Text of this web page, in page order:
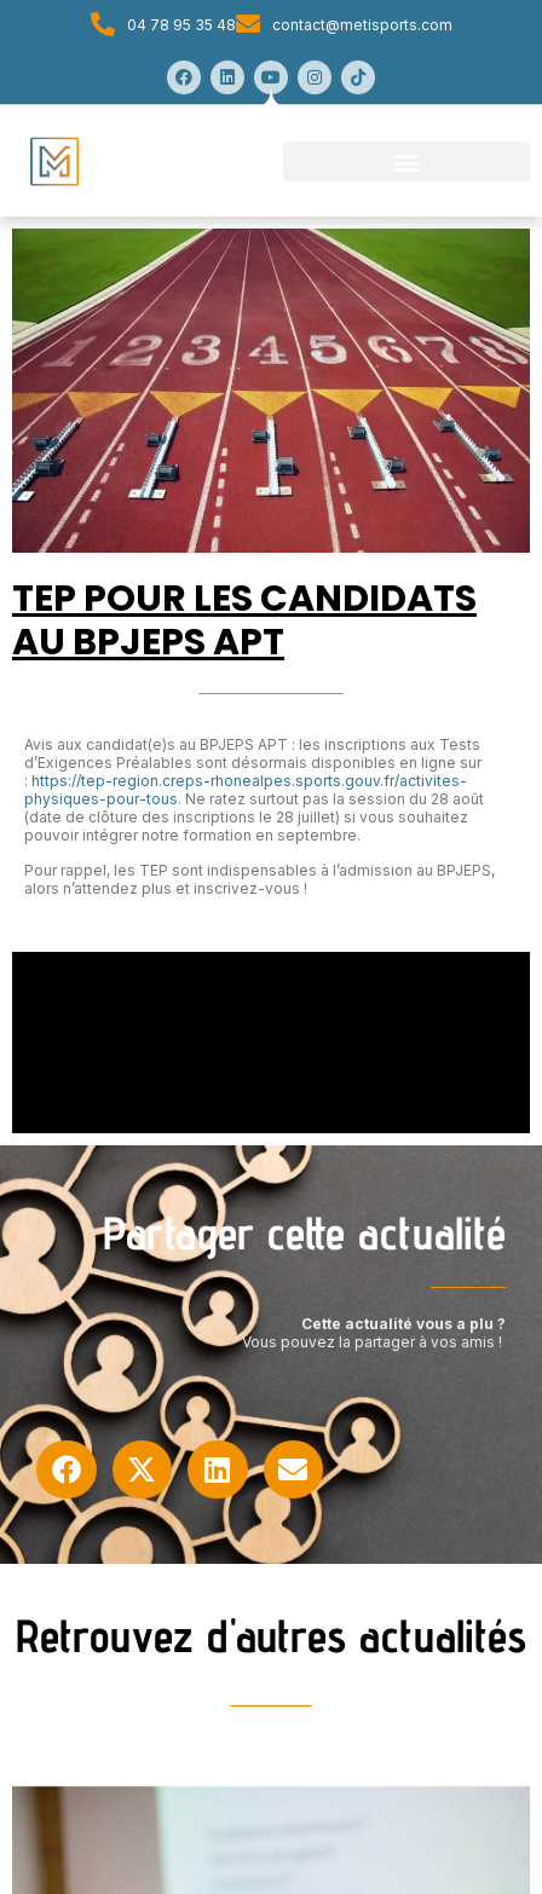
04 78 95 35 48 contact@metisports.com
TEP POUR LES CANDIDATS
AU BPJEPS APT
Avis aux candidat(e)s au BPJEPS APT : les inscriptions aux Tests
d’Exigences Préalables sont désormais disponibles en ligne sur
: https://tep-region.creps-rhonealpes.sports.gouv.fr/activites-
physiques-pour-tous. Ne ratez surtout pas la session du 28 août
(date de clôture des inscriptions le 28 juillet) si vous souhaitez
pouvoir intégrer notre formation en septembre.
Pour rappel, les TEP sont indispensables à l’admission au BPJEPS,
alors n’attendez plus et inscrivez-vous !
Partager cette actualité
Cette actualité vous a plu ?
Vous pouvez la partager à vos amis !
Retrouvez d'autres actualités